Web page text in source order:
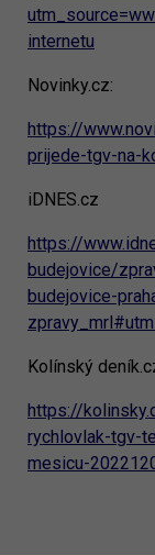
internetu
Novinky.cz:
https://
prijede-tgv-na-
iDNES.cz
https://
budejovice/
budejovice-
Kolínský
https://
rychlovlak-tgv-
mesicu-